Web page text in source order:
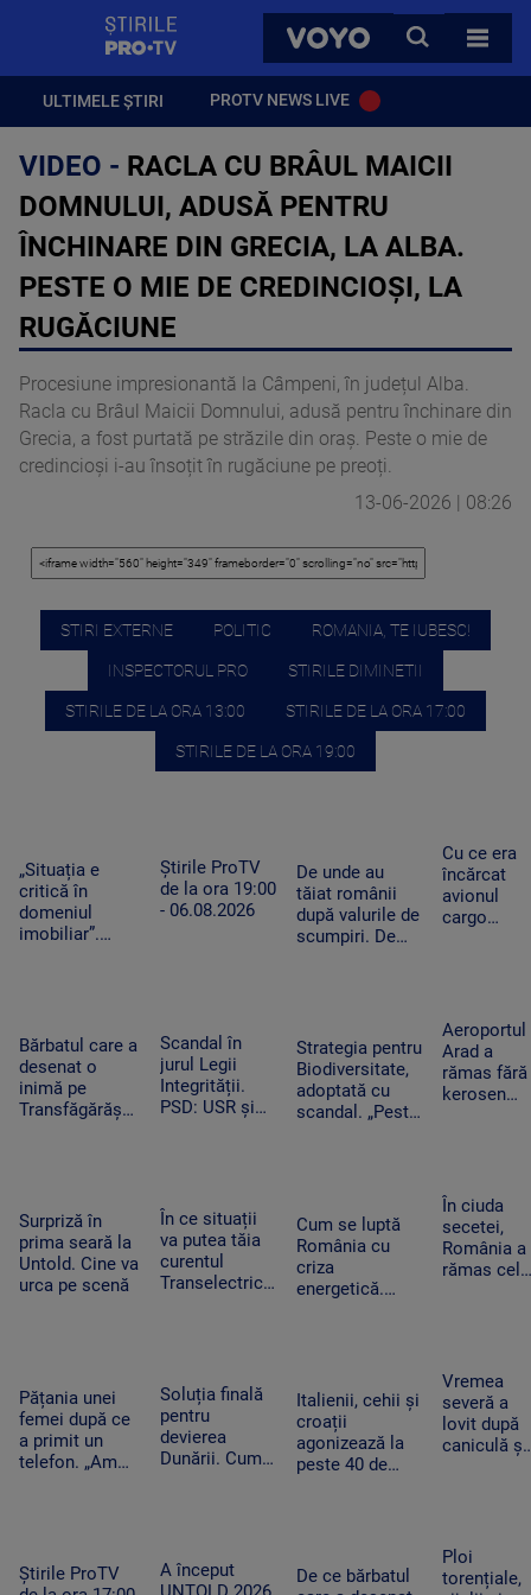
VOYO
CAUTA
TOATE
ULTIMELE ȘTIRI PROTV NEWS LIVE
VIDEO - RACLA CU BRÂUL MAICII
DOMNULUI, ADUSĂ PENTRU
ÎNCHINARE DIN GRECIA, LA ALBA.
PESTE O MIE DE CREDINCIOȘI, LA
RUGĂCIUNE
Procesiune impresionantă la Câmpeni, în județul Alba.
Racla cu Brâul Maicii Domnului, adusă pentru închinare din
Grecia, a fost purtată pe străzile din oraș. Peste o mie de
credincioși i-au însoțit în rugăciune pe preoți.
13-06-2026 | 08:26
STIRI EXTERNE POLITIC ROMANIA, TE IUBESC!
INSPECTORUL PRO STIRILE DIMINETII
STIRILE DE LA ORA 13:00 STIRILE DE LA ORA 17:00
STIRILE DE LA ORA 19:00
„Situația e
critică în
domeniul
imobiliar”.
cauza
blocajului de la
ANCPI
Știrile ProTV
de la ora 19:00
- 06.08.2026
De unde au
tăiat românii
după valurile de
scumpiri. De
cumpărături
Cu ce era
încărcat
avionul
cargo
dronă cu
bombă pe
aeroportul
din Leipzig
Bărbatul care a
desenat o
inimă pe
Transfăgărășan
singurul”
Scandal în
jurul Legii
Integrității.
PSD: USR și
Strategia pentru
Biodiversitate,
adoptată cu
scandal. „Peste
Aeroportul
Arad a
rămas fără
kerosen
nu a ajuns
la timp
Surpriză în
prima seară la
Untold. Cine va
urca pe scenă
În ce situații
va putea tăia
curentul
Transelectrica.
industriali”
Cum se luptă
România cu
criza
energetică.
trebuie să ne
întoarcem în
beznă”
În ciuda
secetei,
România a
rămas cel
Recoltele
au atins
niveluri
record
Pățania unei
femei după ce
a primit un
telefon. „Am
așa ceva”
Soluția finală
pentru
devierea
Dunării. Cum
salveze
Reactorul 2 de
Italienii, cehii și
croații
agonizează la
peste 40 de
scăzut nivel
Vremea
severă a
lovit după
caniculă și
în timp ce
se
Știrile ProTV
A început
De ce bărbatul
Ploi
torențiale,